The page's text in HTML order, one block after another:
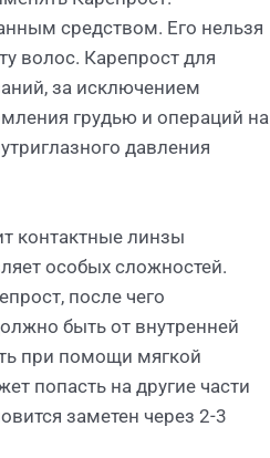
средством. Его нельзя
волос. Карепрост для
за исключением
грудью и операций на
давления
контактные линзы
особых сложностей.
после чего
быть от внутренней
при помощи мягкой
попасть на другие части
заметен через 2-3